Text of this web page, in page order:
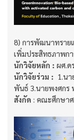
8) การพัฒนาทราย
เพิ่มประสิทธภาพก
นักวิจัยหลัก : ผศ.ด
นักวิจัยร่วม : 1.น
พันธ์ 3.นายพงศกร
สังกัด : คณะศึกษา